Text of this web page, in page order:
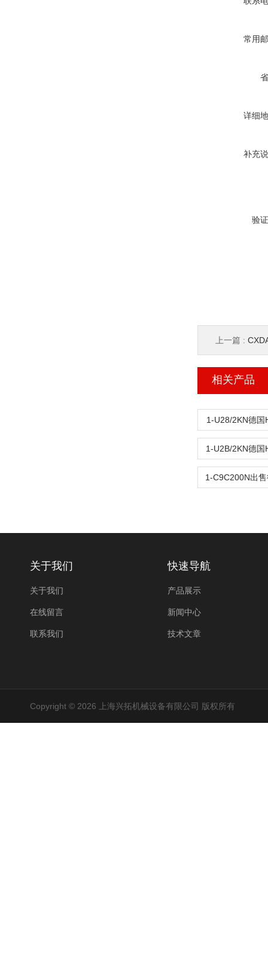
常用
详细
补充
验
上一篇 :
相关产品
1-U28/2KN德国
1-U2B/2KN德国
关于我们
关于我们
在线留言
联系我们
快速导航
产品展示
新闻中心
技术文章
Copyright © 2026 上海兴拓机械设备有限公司 版权所有